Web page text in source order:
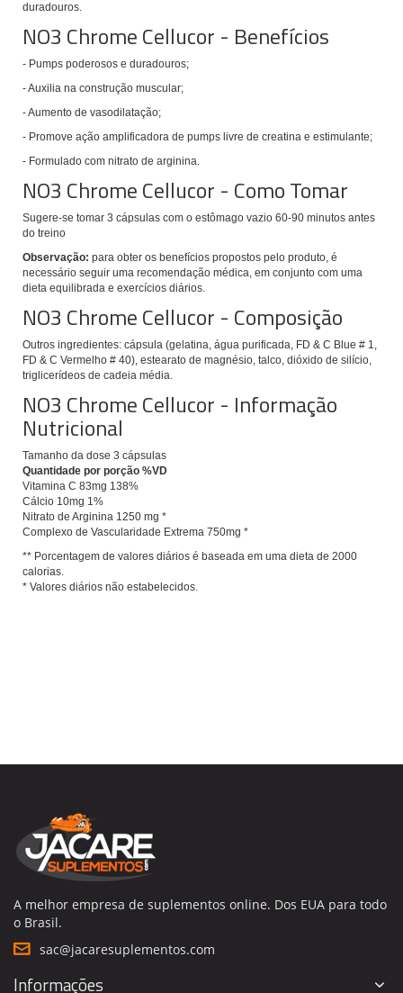
duradouros.
NO3 Chrome Cellucor - Benefícios
- Pumps poderosos e duradouros;
- Auxilia na construção muscular;
- Aumento de vasodilatação;
- Promove ação amplificadora de pumps livre de creatina e estimulante;
- Formulado com nitrato de arginina.
NO3 Chrome Cellucor - Como Tomar
Sugere-se tomar 3 cápsulas com o estômago vazio 60-90 minutos antes
do treino
Observação: para obter os benefícios propostos pelo produto, é
necessário seguir uma recomendação médica, em conjunto com uma
dieta equilibrada e exercícios diários.
NO3 Chrome Cellucor - Composição
Outros ingredientes: cápsula (gelatina, água purificada, FD & C Blue # 1,
FD & C Vermelho # 40), estearato de magnésio, talco, dióxido de silício,
triglicerídeos de cadeia média.
NO3 Chrome Cellucor - Informação
Nutricional
Tamanho da dose 3 cápsulas
Quantidade por porção %VD
Vitamina C 83mg 138%
Cálcio 10mg 1%
Nitrato de Arginina 1250 mg *
Complexo de Vascularidade Extrema 750mg *
** Porcentagem de valores diários é baseada em uma dieta de 2000
calorias.
* Valores diários não estabelecidos.
A melhor empresa de suplementos online. Dos EUA para todo
o Brasil.
sac@jacaresuplementos.com
Informações